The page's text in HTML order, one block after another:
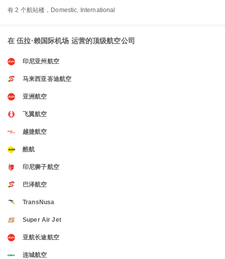
有 2 个航站楼，Domestic, International
在 伍拉·赖国际机场 运营的顶级航空公司
印尼亚州航空
马来西亚峇迪航空
亚洲航空
飞翼航空
越捷航空
酷航
印尼狮子航空
巴泽航空
TransNusa
Super Air Jet
亚航长途航空
连城航空